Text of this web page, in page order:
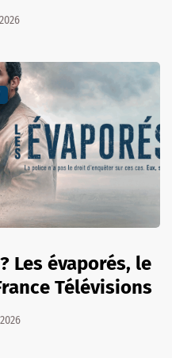
Les évaporés, le
Télévisions